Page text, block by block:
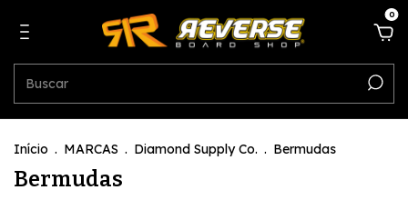
0
Início . MARCAS . Diamond Supply Co. . Bermudas
Bermudas